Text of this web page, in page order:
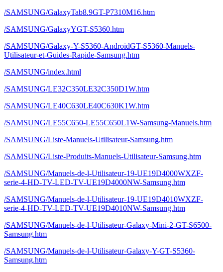
/SAMSUNG/GalaxyTab8.9GT-P7310M16.htm
/SAMSUNG/GalaxyYGT-S5360.htm
/SAMSUNG/Galaxy-Y-S5360-AndroidGT-S5360-Manuels-
Utilisateur-et-Guides-Rapide-Samsung.htm
/SAMSUNG/index.html
/SAMSUNG/LE32C350LE32C350D1W.htm
/SAMSUNG/LE40C630LE40C630K1W.htm
/SAMSUNG/LE55C650-LE55C650L1W-Samsung-Manuels.htm
/SAMSUNG/Liste-Manuels-Utilisateur-Samsung.htm
/SAMSUNG/Liste-Produits-Manuels-Utilisateur-Samsung.htm
/SAMSUNG/Manuels-de-l-Utilisateur-19-UE19D4000WXZF-
serie-4-HD-TV-LED-TV-UE19D4000NW-Samsung.htm
/SAMSUNG/Manuels-de-l-Utilisateur-19-UE19D4010WXZF-
serie-4-HD-TV-LED-TV-UE19D4010NW-Samsung.htm
/SAMSUNG/Manuels-de-l-Utilisateur-Galaxy-Mini-2-GT-S6500-
Samsung.htm
/SAMSUNG/Manuels-de-l-Utilisateur-Galaxy-Y-GT-S5360-
Samsung.htm